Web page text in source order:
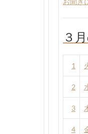
３
1
2
3
4